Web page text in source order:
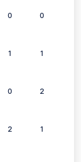
0 0
1 1
0 2
2 1